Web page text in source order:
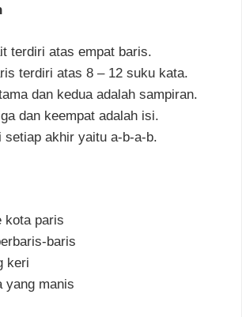
terdiri atas empat baris.
terdiri atas 8 – 12 suku kata.
dan kedua adalah sampiran.
dan keempat adalah isi.
setiap akhir yaitu a-b-a-b.
kota paris
baris
keri
yang manis